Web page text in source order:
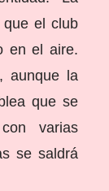
el club
en el aire.
aunque la
que se
varias
se saldrá